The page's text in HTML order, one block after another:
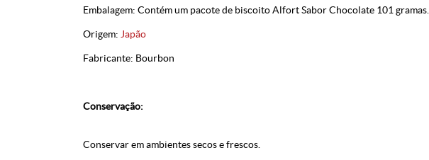
Embalagem: Contém um pacote de biscoito Alfort Sabor Chocolate 101 gramas.
Origem: Japão
Fabricante: Bourbon
Conservação:
Conservar em ambientes secos e frescos.